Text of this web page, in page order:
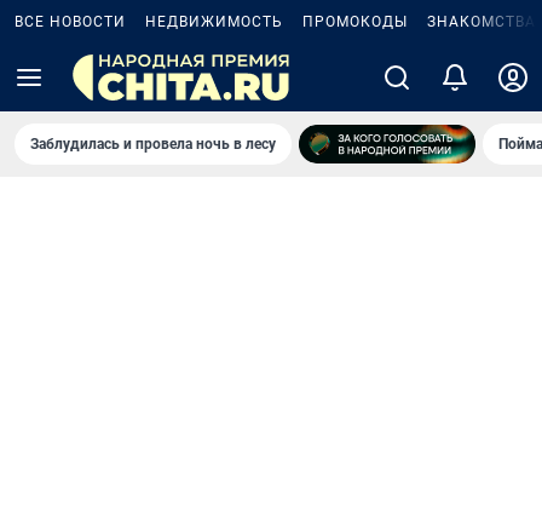
ВСЕ НОВОСТИ НЕДВИЖИМОСТЬ ПРОМОКОДЫ ЗНАКОМСТВА
Заблудилась и провела ночь в лесу